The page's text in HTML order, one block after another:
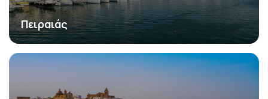
Πειραιάς